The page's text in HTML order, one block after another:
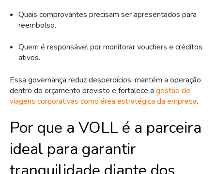
Quais comprovantes precisam ser apresentados para
reembolso.
Quem é responsável por monitorar vouchers e créditos
ativos.
Essa governança reduz desperdícios, mantém a operação
dentro do orçamento previsto e fortalece a gestão de
viagens corporativas como área estratégica da empresa.
Por que a VOLL é a parceira
ideal para garantir